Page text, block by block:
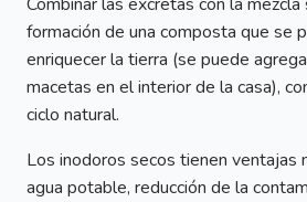
formación de una composta que se
enriquecer la tierra (se puede
macetas en el interior de la casa),
ciclo natural.
Los inodoros secos tienen ventajas
agua potable, reducción de la